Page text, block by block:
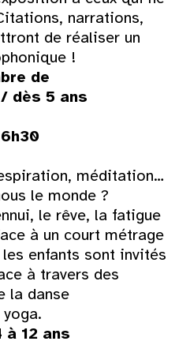
narrations,
de réaliser un
!
de
dès 5 ans
méditation…
le monde ?
le rêve, la fatigue
à un court métrage
enfants sont invités
à travers des
la danse
12 ans